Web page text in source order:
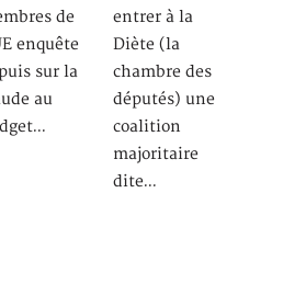
de
enquête
sur la
au
entrer à la
Diète (la
chambre des
députés) une
coalition
majoritaire
dite…